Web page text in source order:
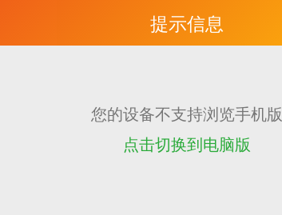
提示信息
您的设备不支持浏览手机版
点击切换到电脑版